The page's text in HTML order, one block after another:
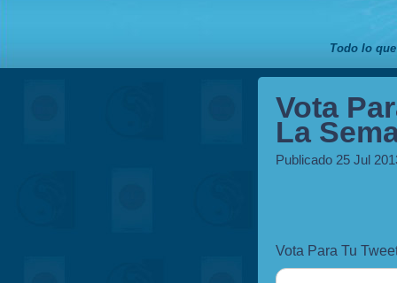
Todo lo
Vota
La
Publicado 25 Jul
Vota Para Tu